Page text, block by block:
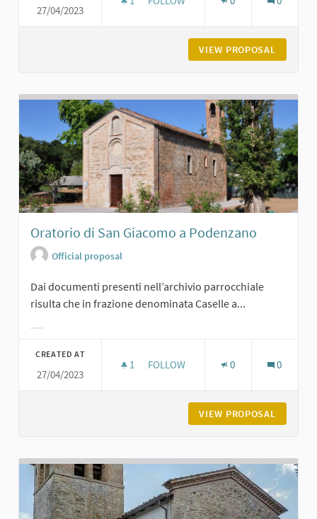
27/04/2023
VIEW PROPOSAL
Oratorio di San Giacomo a Podenzano
Official proposal
Dai documenti presenti nell’archivio parrocchiale
risulta che in frazione denominata Caselle a...
CREATED AT
27/04/2023
1 1 FOLLOWER
FOLLOW 0 0
VIEW PROPOSAL